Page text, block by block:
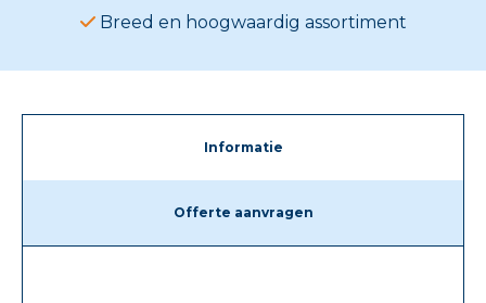
Breed en hoogwaardig assortiment
Informatie
Offerte aanvragen